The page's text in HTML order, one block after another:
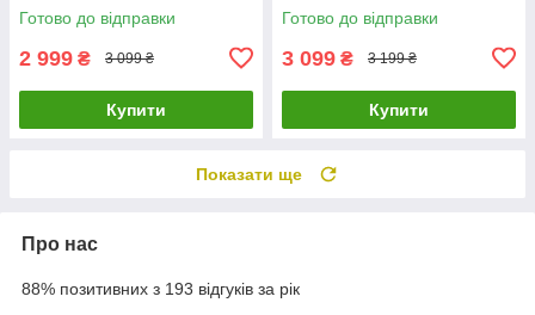
Готово до відправки
2 999 ₴ 3 099 ₴
Купити
Готово до відправки
3 099 ₴ 3 199 ₴
Купити
Показати ще
Про нас
88% позитивних з 193 відгуків за рік